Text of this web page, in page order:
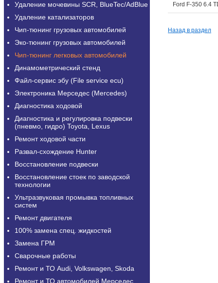
Удаление мочевины SCR, BlueTec/AdBlue
Удаление катализаторов
Чип-тюнинг грузовых автомобилей
Эко-тюнинг грузовых автомобилей
Чип-тюнинг легковых автомобилей
Динамометрический стенд
Файл-сервис эбу (File service ecu)
Электроника Мерседес (Mercedes)
Диагностика ходовой
Диагностика и регулировка подвески
(пневмо, гидро) Toyota, Lexus
Ремонт ходовой части
Развал-схождение Hunter
Восстановление подвески
Восстановление стоек по заводской
технологии
Ультразвуковая промывка топливных
систем
Ремонт двигателя
100% замена спец. жидкостей
Замена ГРМ
Сварочные работы
Ремонт и ТО Audi, Volkswagen, Skoda
Ремонт и ТО автомобилей Мерседес
Ford F-350 6.4
Назад в раздел